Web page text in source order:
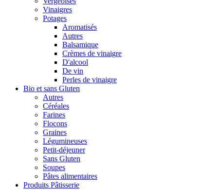
Vinaigres
Potages
Aromatisés
Autres
Balsamique
Crèmes de vinaigre
D'alcool
De vin
Perles de vinaigre
Bio et sans Gluten
Autres
Céréales
Farines
Flocons
Graines
Légumineuses
Petit-déjeuner
Sans Gluten
Soupes
Pâtes alimentaires
Produits Pâtisserie